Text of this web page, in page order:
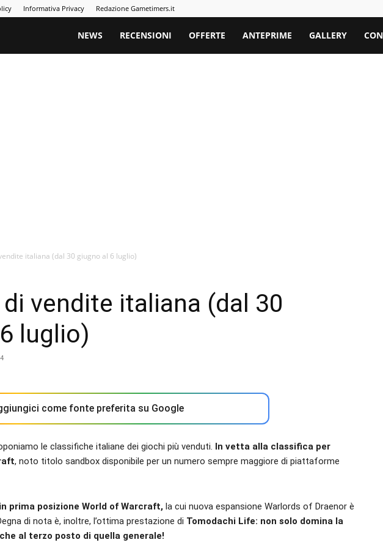
Informativa Privacy Redazione Gametimers.it
Gametimers
NEWS RECENSIONI OFFERTE ANTEPRIME GALLERY
italiana (dal 30 giugno al 6 luglio)
vendite italiana (dal 30
luglio)
come fonte preferita su Google
le classifiche italiane dei giochi più venduti. In vetta alla classifica per
, noto titolo sandbox disponibile per un numero sempre maggiore di piattaforme
prima posizione World of Warcraft, la cui nuova espansione Warlords of Draenor è
di nota è, inoltre, l’ottima prestazione di Tomodachi Life: non solo domina la
al terzo posto di quella generale!